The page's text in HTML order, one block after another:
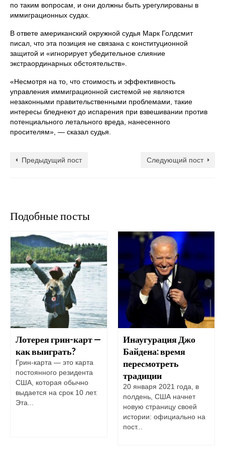
по таким вопросам, и они должны быть урегулированы в
иммиграционных судах.
В ответе американский окружной судья Марк Голдсмит
писал, что эта позиция не связана с конституционной
защитой и «игнорирует убедительное слияние
экстраординарных обстоятельств».
«Несмотря на то, что стоимость и эффективность
управления иммиграционной системой не являются
незаконными правительственными проблемами, такие
интересы бледнеют до испарения при взвешивании против
потенциального летального вреда, нанесенного
просителям», — сказал судья.
Предыдущий пост Следующий пост
Подобные посты
Лотерея грин-карт —
как выиграть?
Грин-карта — это карта
постоянного резидента
США, которая обычно
выдается на срок 10 лет.
Эта...
Инаугурация Джо
Байдена: время
пересмотреть
традиции
20 января 2021 года, в
полдень, США начнет
новую страницу своей
истории: официально на
пост...